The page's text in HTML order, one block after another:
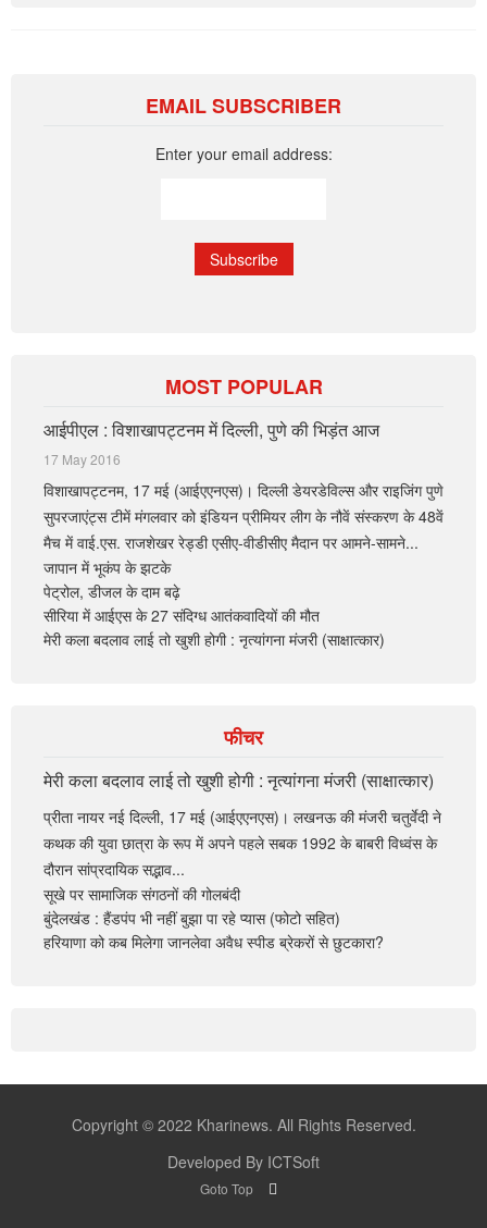
EMAIL SUBSCRIBER
Enter your email address:
MOST POPULAR
आईपीएल : विशाखापट्टनम में दिल्ली, पुणे की भिड़ंत आज
17 May 2016
विशाखापट्टनम, 17 मई (आईएएनएस)। दिल्ली डेयरडेविल्स और राइजिंग पुणे
सुपरजाएंट्स टीमें मंगलवार को इंडियन प्रीमियर लीग के नौवें संस्करण के 48वें
मैच में वाई.एस. राजशेखर रेड्डी एसीए-वीडीसीए मैदान पर आमने-सामने...
जापान में भूकंप के झटके
पेट्रोल, डीजल के दाम बढ़े
सीरिया में आईएस के 27 संदिग्ध आतंकवादियों की मौत
मेरी कला बदलाव लाई तो खुशी होगी : नृत्यांगना मंजरी (साक्षात्कार)
फीचर
मेरी कला बदलाव लाई तो खुशी होगी : नृत्यांगना मंजरी (साक्षात्कार)
प्रीता नायर नई दिल्ली, 17 मई (आईएएनएस)। लखनऊ की मंजरी चतुर्वेदी ने
कथक की युवा छात्रा के रूप में अपने पहले सबक 1992 के बाबरी विध्वंस के
दौरान सांप्रदायिक सद्भाव...
सूखे पर सामाजिक संगठनों की गोलबंदी
बुंदेलखंड : हैंडपंप भी नहीं बुझा पा रहे प्यास (फोटो सहित)
हरियाणा को कब मिलेगा जानलेवा अवैध स्पीड ब्रेकरों से छुटकारा?
Copyright © 2022 Kharinews. All Rights Reserved.
Developed By ICTSoft
Goto Top